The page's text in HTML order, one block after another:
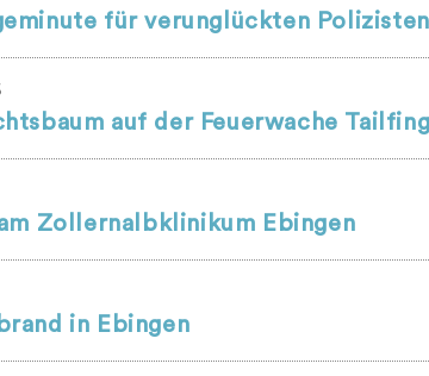
für verunglückten Polizisten
auf der Feuerwache
Zollernalbklinikum Ebingen
in Ebingen